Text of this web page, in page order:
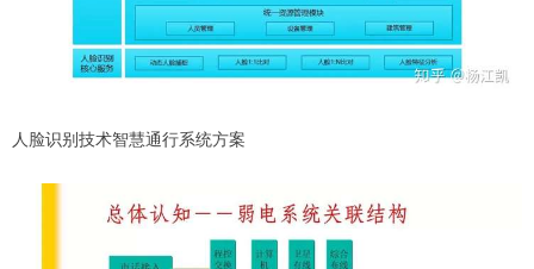
人脸识别技术智慧通行系统方案